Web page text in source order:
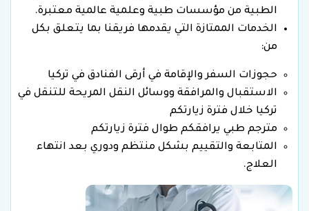
الطبية من مؤسسات طبية وعلمية عالمية معتبرة.
الخدمات الممتازة التي يقدمها فريقنا بما يتعلق بكل
من:
حجوزات السفر والإقامة في أرقى الفنادق في تركيا
الاستقبال والمرافقة ووسائل النقل المريحة للتنقل في
تركيا خلال فترة زيارتكم
مترجم طبي يرافقكم طوال فترة زيارتكم
المتابعة والتقييم بشكل منتظم ودوري بعد انتهاء
العلاج.